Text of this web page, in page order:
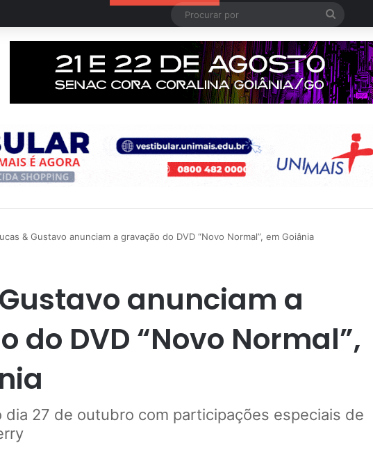
Procurar
por
& Gustavo anunciam a gravação do DVD “Novo Normal”, em Goiânia
anunciam a
do DVD “Novo Normal”,
dia 27 de outubro com participações especiais de